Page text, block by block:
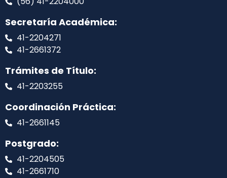
Secretaría Académica:
41-2204271
41-2661372
Trámites de Título:
41-2203255
Coordinación Práctica:
41-2661145
Postgrado:
41-2204505
41-2661710